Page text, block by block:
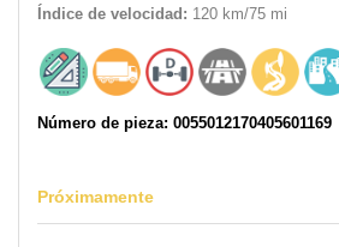
Índice de velocidad: 120 km/75 mi
Número de pieza: 0055012170405601169
Próximamente